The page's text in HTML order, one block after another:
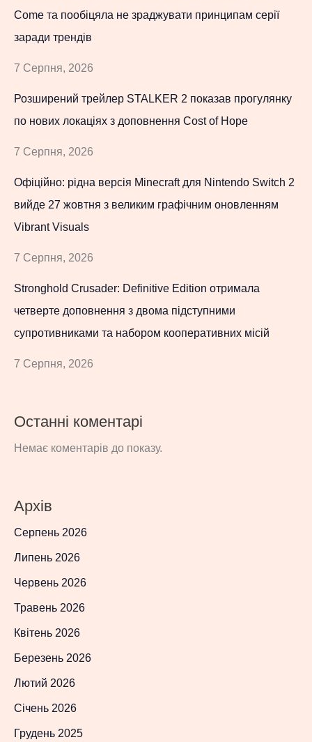
Come та пообіцяла не зраджувати принципам серії
заради трендів
7 Серпня, 2026
Розширений трейлер STALKER 2 показав прогулянку
по нових локаціях з доповнення Cost of Hope
7 Серпня, 2026
Офіційно: рідна версія Minecraft для Nintendo Switch 2
вийде 27 жовтня з великим графічним оновленням
Vibrant Visuals
7 Серпня, 2026
Stronghold Crusader: Definitive Edition отримала
четверте доповнення з двома підступними
супротивниками та набором кооперативних місій
7 Серпня, 2026
Останні коментарі
Немає коментарів до показу.
Архів
Серпень 2026
Липень 2026
Червень 2026
Травень 2026
Квітень 2026
Березень 2026
Лютий 2026
Січень 2026
Грудень 2025